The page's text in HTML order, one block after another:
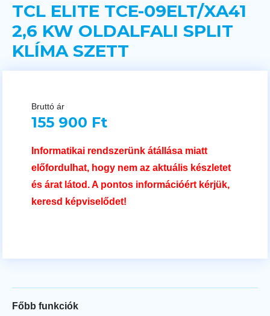
TCL ELITE TCE-09ELT/XA41
2,6 KW OLDALFALI SPLIT
KLÍMA SZETT
Bruttó ár
155 900 Ft
Informatikai rendszerünk átállása miatt
előfordulhat, hogy nem az aktuális készletet
és árat látod. A pontos információért kérjük,
keresd képviselődet!
Főbb funkciók